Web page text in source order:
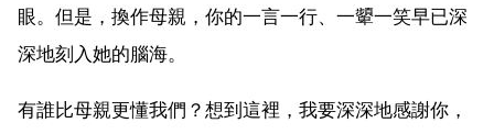
眼。但是，換作母親，你的一言一行、一顰一笑早已深
深地刻入她的腦海。
有誰比母親更懂我們？想到這裡，我要深深地感謝你，